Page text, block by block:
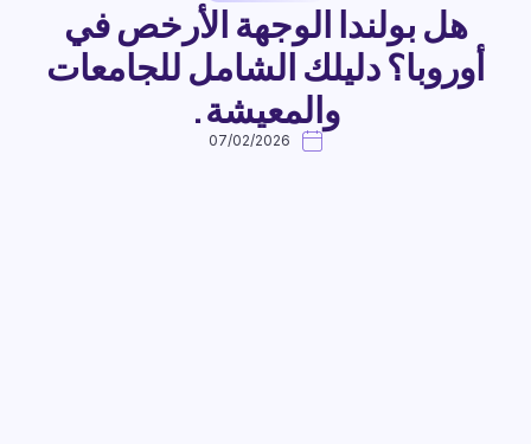
هل بولندا الوجهة الأرخص في
أوروبا؟ دليلك الشامل للجامعات
والمعيشة.
07/02/2026